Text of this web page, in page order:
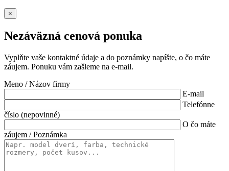
×
Nezáväzná cenová ponuka
Vyplňte vaše kontaktné údaje a do poznámky napíšte, o čo máte
záujem. Ponuku vám zašleme na e-mail.
Meno / Názov firmy
E-mail
Telefónne
číslo (nepovinné)
O čo máte
záujem / Poznámka